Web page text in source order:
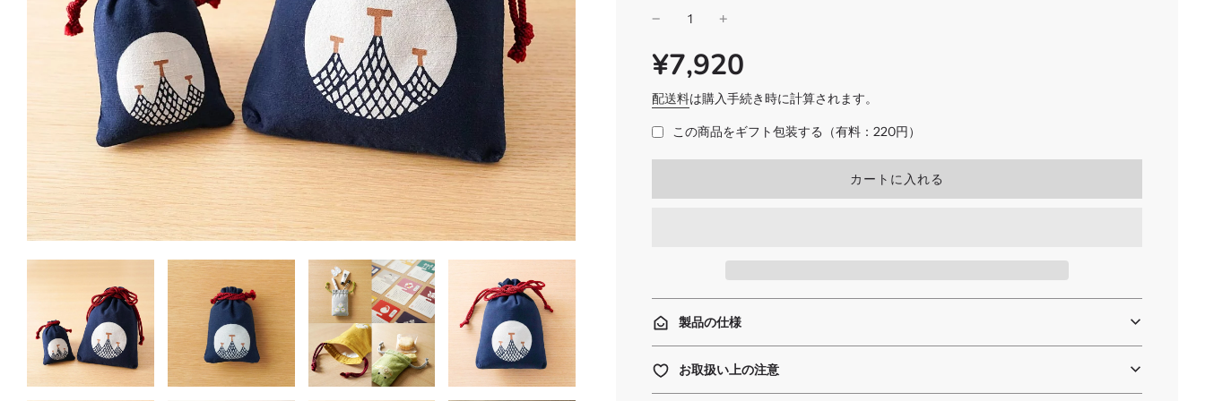
SALE
PRICE
通
常
価
格
¥7,920
配送料は購入手続き時に計算されます。
この商品をギフト包装する（有料：220円）
読
.
.
.
カートに入れる
製品の仕様
お取扱い上の注意